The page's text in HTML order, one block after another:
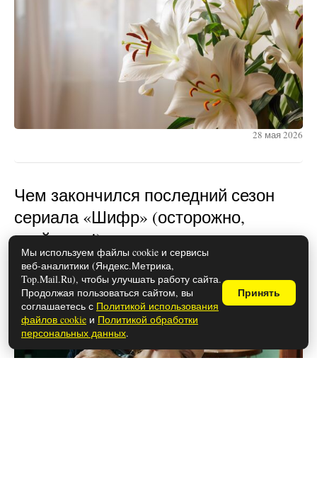
28 мая 2026
Чем закончился последний сезон
сериала «Шифр» (осторожно,
спойлеры!)
Мы используем файлы cookie и сервисы
веб-аналитики (Яндекс.Метрика,
Top.Mail.Ru), чтобы улучшать работу сайта.
Продолжая пользоваться сайтом, вы
соглашаетесь с Политикой использования
файлов cookie и Политикой обработки
персональных данных.
Принять